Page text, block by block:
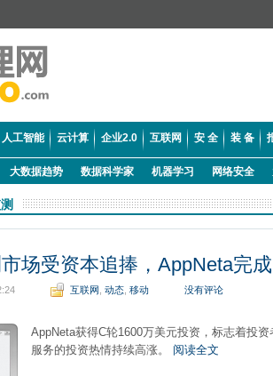
人工智能 云计算 企业2.0 互联网 安 全 装 备
大数据趋势 数据科学家 机器学习 网络安全
场受资本追捧，AppNeta完
互联网 动态 移动 没有评论
AppNeta获得C轮1600万美元投资，标志着投
服务的投资热情持续高涨。 阅读全文